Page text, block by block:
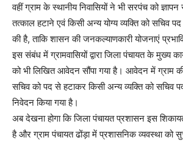
वहीं ग्राम के स्थानीय निवासियों ने भी सरपंच को
तत्काल हटाने एवं किसी अन्य योग्य व्यक्ति को सचिव
की है, ताकि शासन की जनकल्याणकारी योजनाएं
इस संबंध में ग्रामवासियों द्वारा जिला पंचायत के मुख्य
को भी लिखित आवेदन सौंपा गया है। आवेदन में ग्राम की
सचिव को पद से हटाकर किसी अन्य व्यक्ति को सचिव
निवेदन किया गया है।
अब देखना होगा कि जिला पंचायत प्रशासन इस शिकायत
है और ग्राम पंचायत ढोंड़ा में प्रशासनिक व्यवस्था को